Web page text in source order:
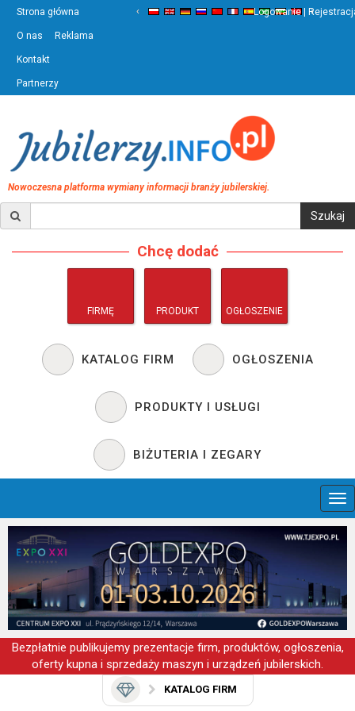
Strona główna
O nas Reklama
Kontakt
Partnerzy
‹ ›
Logowanie |
Nowoczesna platforma wymiany informacji branży jubilerskiej.
Chcę dodać
FIRMĘ PRODUKT OGŁOSZENIE
KATALOG FIRM OGŁOSZENIA
PRODUKTY I USŁUGI
BIŻUTERIA I ZEGARY
Bezpłatnie publikujemy prezentacje firm, produktów, ogłoszenia,
oferty kupna i sprzedaży maszyn i urządzeń jubilerskich.
KATALOG FIRM